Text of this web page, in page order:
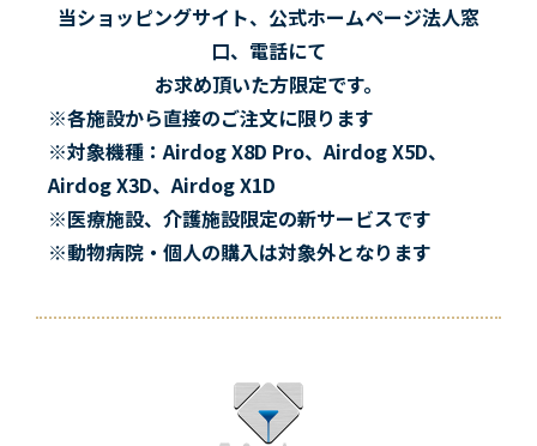
当ショッピングサイト、公式ホームページ法人窓
口、電話にて
お求め頂いた方限定です。
※各施設から直接のご注文に限ります
※対象機種：Airdog X8D Pro、Airdog X5D、
Airdog X3D、Airdog X1D
※医療施設、介護施設限定の新サービスです
※動物病院・個人の購入は対象外となります